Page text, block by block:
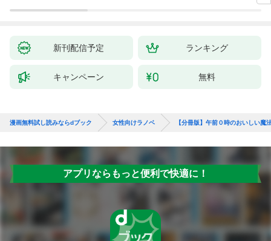
新刊配信予定 ランキング
キャンペーン 無料
漫画無料試し読みならdブック 女性向けラノベ 【分冊版】午前０時のおいしい魔
アプリならもっと便利で快適に！